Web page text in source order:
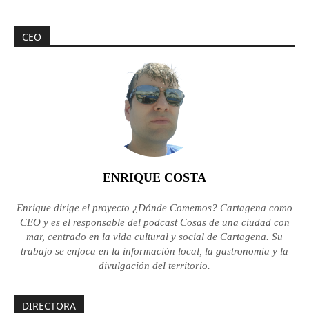
CEO
ENRIQUE COSTA
Enrique dirige el proyecto ¿Dónde Comemos? Cartagena como
CEO y es el responsable del podcast Cosas de una ciudad con
mar, centrado en la vida cultural y social de Cartagena. Su
trabajo se enfoca en la información local, la gastronomía y la
divulgación del territorio.
DIRECTORA